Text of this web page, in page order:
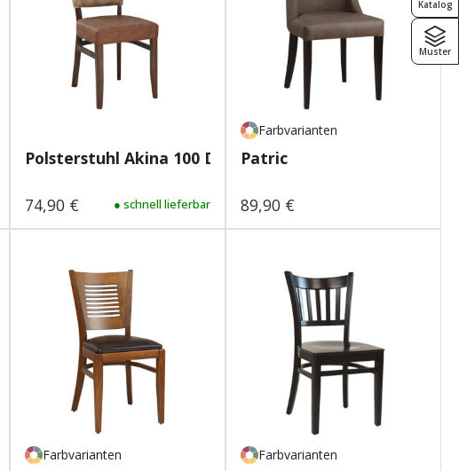
Polsterstuhl Akina 100 Duot...
Regulärer Preis:
74,90 € ● schnell lieferbar
Farbvarianten
Patric
Regulärer Preis:
89,90 €
Farbvarianten Farbvarianten
Katalog
Muster